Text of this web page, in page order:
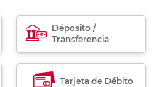
Déposito /
Transferencia
Tarjeta de Débito